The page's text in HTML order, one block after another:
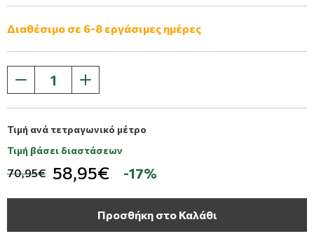
Διαθέσιμο σε 6-8 εργάσιμες ημέρες
Τιμή ανά τετραγωνικό μέτρο
Τιμή βάσει διαστάσεων
70,95€ 58,95€ -17%
Προσθήκη στο Καλάθι